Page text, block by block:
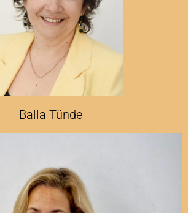
Balla Tünde